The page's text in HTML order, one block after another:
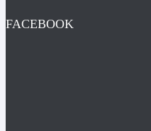
FACEBOOK